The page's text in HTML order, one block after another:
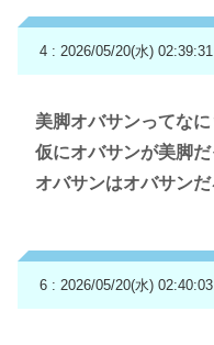
4 : 2026/05/20(水)
美脚オバサンってなに
仮にオバサンが美脚
オバサンはオバサンだ
6 : 2026/05/20(水)